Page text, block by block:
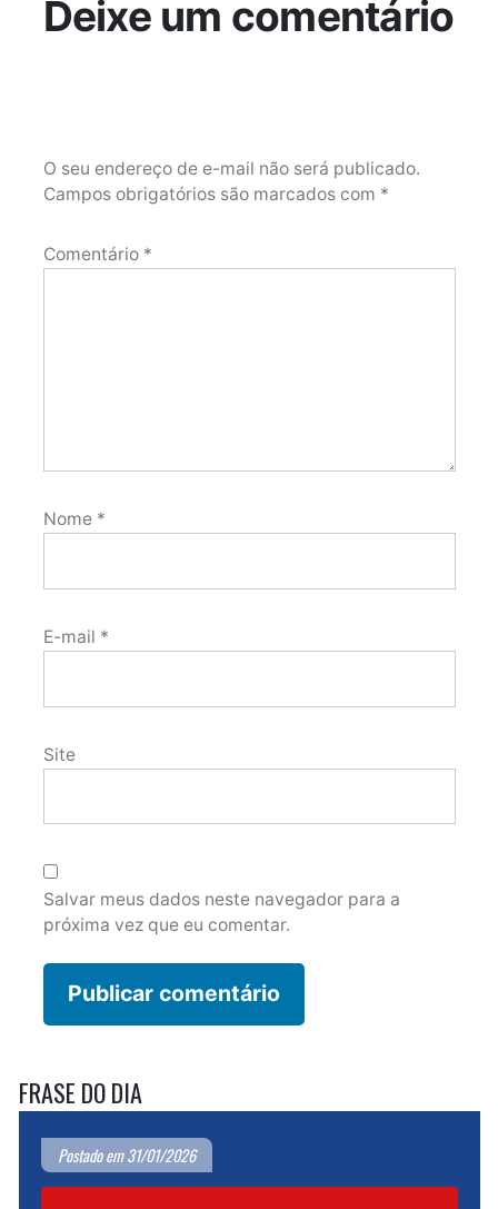
Deixe um comentário
O seu endereço de e-mail não será publicado.
Campos obrigatórios são marcados com *
Comentário *
Nome *
E-mail *
Site
Salvar meus dados neste navegador para a
próxima vez que eu comentar.
FRASE DO DIA
Postado em 31/01/2026